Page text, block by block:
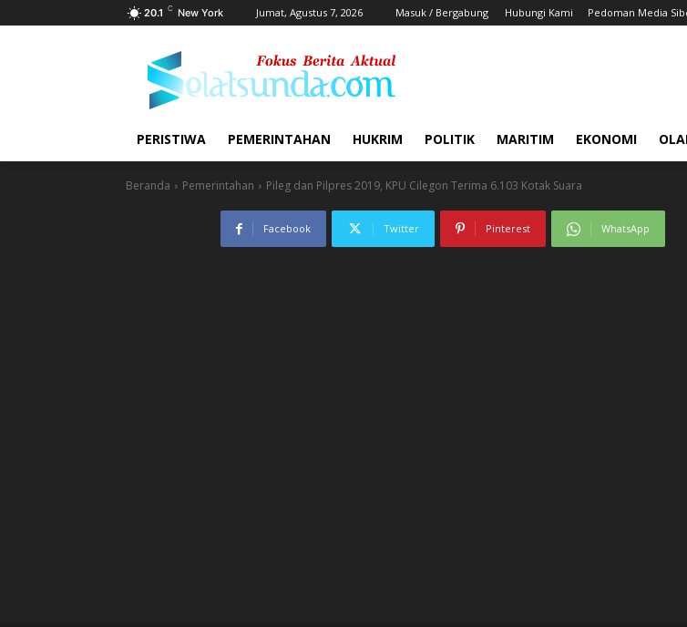
20.1 C New York Jumat, Agustus 7, 2026 Masuk / Bergabung Hubungi Kami Pedoman Media
PERISTIWA PEMERINTAHAN HUKRIM POLITIK MARITIM EKONOMI
Beranda Pemerintahan Pileg dan Pilpres 2019, KPU Cilegon Terima 6.103 Kotak Suara
Facebook Twitter Pinterest WhatsApp